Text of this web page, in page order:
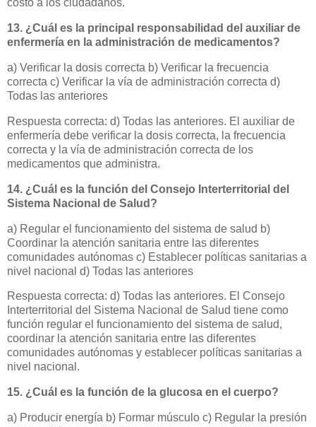
costo a los ciudadanos.
13. ¿Cuál es la principal responsabilidad del auxiliar de
enfermería en la administración de medicamentos?
a) Verificar la dosis correcta b) Verificar la frecuencia
correcta c) Verificar la vía de administración correcta d)
Todas las anteriores
Respuesta correcta: d) Todas las anteriores. El auxiliar de
enfermería debe verificar la dosis correcta, la frecuencia
correcta y la vía de administración correcta de los
medicamentos que administra.
14. ¿Cuál es la función del Consejo Interterritorial del
Sistema Nacional de Salud?
a) Regular el funcionamiento del sistema de salud b)
Coordinar la atención sanitaria entre las diferentes
comunidades autónomas c) Establecer políticas sanitarias a
nivel nacional d) Todas las anteriores
Respuesta correcta: d) Todas las anteriores. El Consejo
Interterritorial del Sistema Nacional de Salud tiene como
función regular el funcionamiento del sistema de salud,
coordinar la atención sanitaria entre las diferentes
comunidades autónomas y establecer políticas sanitarias a
nivel nacional.
15. ¿Cuál es la función de la glucosa en el cuerpo?
a) Producir energía b) Formar músculo c) Regular la presión